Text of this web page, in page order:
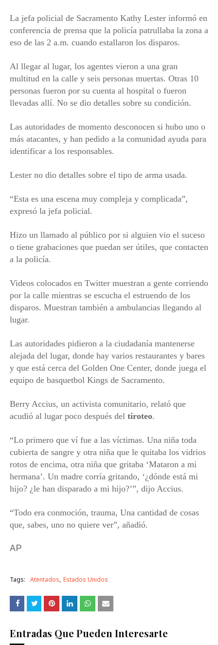
La jefa policial de Sacramento Kathy Lester informó en
conferencia de prensa que la policía patrullaba la zona a
eso de las 2 a.m. cuando estallaron los disparos.
Al llegar al lugar, los agentes vieron a una gran
multitud en la calle y seis personas muertas. Otras 10
personas fueron por su cuenta al hospital o fueron
llevadas allí. No se dio detalles sobre su condición.
Las autoridades de momento desconocen si hubo uno o
más atacantes, y han pedido a la comunidad ayuda para
identificar a los responsables.
Lester no dio detalles sobre el tipo de arma usada.
“Esta es una escena muy compleja y complicada”,
expresó la jefa policial.
Hizo un llamado al público por si alguien vio el suceso
o tiene grabaciones que puedan ser útiles, que contacten
a la policía.
Videos colocados en Twitter muestran a gente corriendo
por la calle mientras se escucha el estruendo de los
disparos. Muestran también a ambulancias llegando al
lugar.
Las autoridades pidieron a la ciudadanía mantenerse
alejada del lugar, donde hay varios restaurantes y bares
y que está cerca del Golden One Center, donde juega el
equipo de basquetbol Kings de Sacramento.
Berry Accius, un activista comunitario, relató que
acudió al lugar poco después del tiroteo.
“Lo primero que ví fue a las víctimas. Una niña toda
cubierta de sangre y otra niña que le quitaba los vidrios
rotos de encima, otra niña que gritaba ‘Mataron a mi
hermana’. Un madre corría gritando, ‘¿dónde está mi
hijo? ¿le han disparado a mi hijo?’”, dijo Accius.
“Todo era conmoción, trauma, Una cantidad de cosas
que, sabes, uno no quiere ver”, añadió.
AP
Tags: Atentados Estados Unidos
Entradas Que Pueden Interesarte